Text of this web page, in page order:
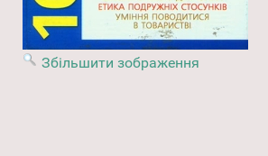
Збільшити зображення